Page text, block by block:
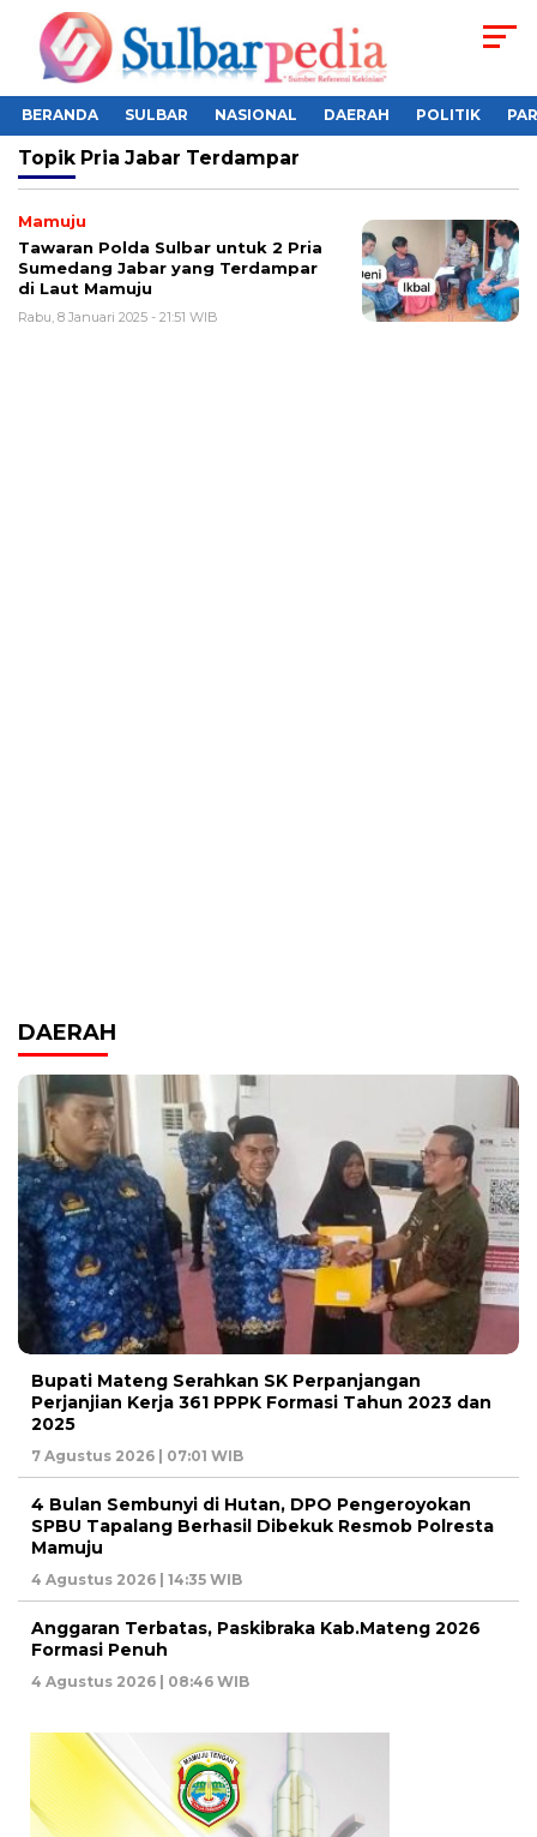
BERANDA SULBAR NASIONAL DAERAH POLITIK
Topik Pria Jabar Terdampar
Mamuju
Tawaran Polda Sulbar untuk 2 Pria
Sumedang Jabar yang Terdampar
di Laut Mamuju
Rabu, 8 Januari 2025 - 21:51 WIB
DAERAH
Bupati Mateng Serahkan SK Perpanjangan
Perjanjian Kerja 361 PPPK Formasi Tahun 2023 dan
2025
7 Agustus 2026 | 07:01 WIB
4 Bulan Sembunyi di Hutan, DPO Pengeroyokan
SPBU Tapalang Berhasil Dibekuk Resmob Polresta
Mamuju
4 Agustus 2026 | 14:35 WIB
Anggaran Terbatas, Paskibraka Kab.Mateng 2026
Formasi Penuh
4 Agustus 2026 | 08:46 WIB